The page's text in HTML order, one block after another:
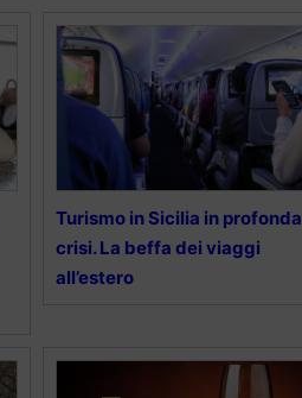
Turismo in Sicilia in profonda
crisi. La beffa dei viaggi
all’estero